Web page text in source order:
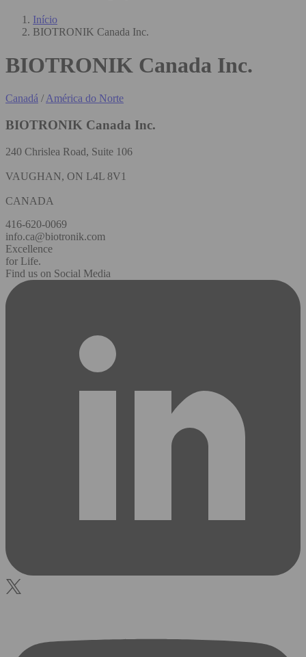
Início
BIOTRONIK Canada Inc.
BIOTRONIK Canada Inc.
Canadá /América do Norte
BIOTRONIK Canada Inc.
240 Chrislea Road, Suite 106
VAUGHAN, ON L4L 8V1
CANADA
416-620-0069
info.ca@biotronik.com
Excellence
for Life.
Find us on Social Media